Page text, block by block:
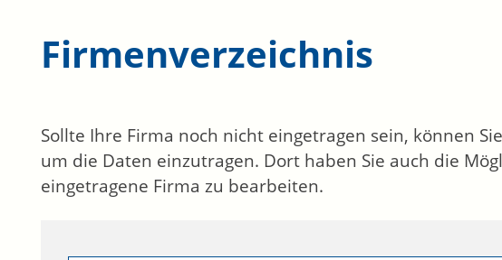
Firmenverzeichnis
Sollte Ihre Firma noch nicht eingetragen sein, können
um die Daten einzutragen. Dort haben Sie auch die
eingetragene Firma zu bearbeiten.